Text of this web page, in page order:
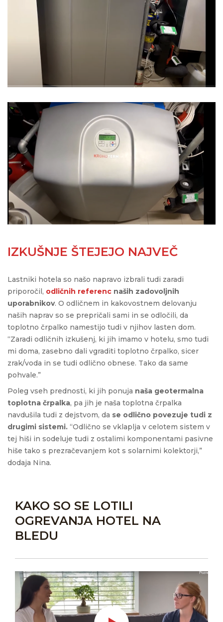
IZKUŠNJE ŠTEJEJO NAJVEČ
Lastniki hotela so našo napravo izbrali tudi zaradi
priporočil, odličnih referenc naših zadovoljnih
uporabnikov. O odličnem in kakovostnem delovanju
naših naprav so se prepričali sami in se odločili, da
toplotno črpalko namestijo tudi v njihov lasten dom.
“Zaradi odličnih izkušenj, ki jih imamo v hotelu, smo tudi
mi doma, zasebno dali vgraditi toplotno črpalko, sicer
zrak/voda in se tudi odlično obnese. Tako da same
pohvale.”
Poleg vseh prednosti, ki jih ponuja naša geotermalna
toplotna črpalka, pa jih je naša toplotna črpalka
navdušila tudi z dejstvom, da se odlično povezuje tudi z
drugimi sistemi. “Odlično se vklaplja v celotem sistem v
tej hiši in sodeluje tudi z ostalimi komponentami pasivne
hiše tako s prezračevanjem kot s solarnimi kolektorji,”
dodaja Nina.
KAKO SO SE LOTILI
OGREVANJA HOTEL NA
BLEDU